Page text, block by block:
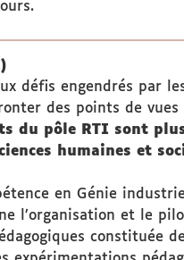
défis engendrés par
des points de
du pôle RTI sont
humaines et
en Génie
l’organisation et le
constituée